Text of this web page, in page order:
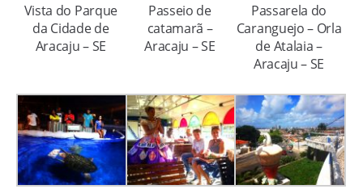
Vista do Parque
da Cidade de
Aracaju – SE
Passeio de
catamarã –
Aracaju – SE
Passarela do
Caranguejo – Orla
de Atalaia –
Aracaju – SE